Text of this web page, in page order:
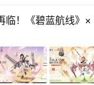
临！《碧蓝航线》